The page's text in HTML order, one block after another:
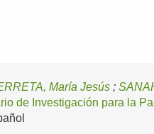
María Jesús ;
de Investigación para la